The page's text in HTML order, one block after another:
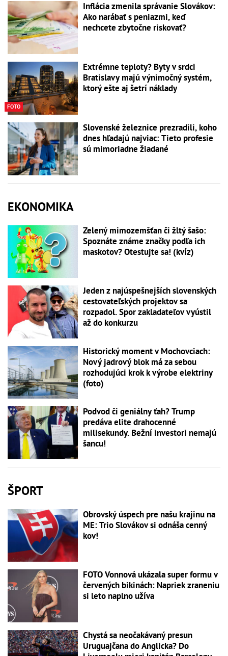
Inflácia zmenila správanie Slovákov:
Ako narábať s peniazmi, keď
nechcete zbytočne riskovať?
FOTO
Extrémne teploty? Byty v srdci
Bratislavy majú výnimočný systém,
ktorý ešte aj šetrí náklady
Slovenské železnice prezradili, koho
dnes hľadajú najviac: Tieto profesie
sú mimoriadne žiadané
EKONOMIKA
Zelený mimozemšťan či žltý šašo:
Spoznáte známe značky podľa ich
maskotov? Otestujte sa! (kvíz)
Jeden z najúspešnejších slovenských
cestovateľských projektov sa
rozpadol. Spor zakladateľov vyústil
až do konkurzu
Historický moment v Mochovciach:
Nový jadrový blok má za sebou
rozhodujúci krok k výrobe elektriny
(foto)
Podvod či geniálny ťah? Trump
predáva elite drahocenné
milisekundy. Bežní investori nemajú
šancu!
ŠPORT
Obrovský úspech pre našu krajinu na
ME: Trio Slovákov si odnáša cenný
kov!
FOTO Vonnová ukázala super formu v
červených bikinách: Napriek zraneniu
si leto naplno užíva
Chystá sa neočakávaný presun
Uruguajčana do Anglicka? Do